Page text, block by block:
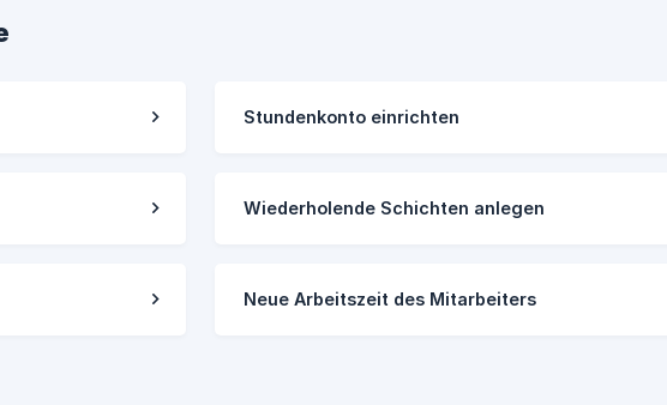
Stundenkonto einrichten
Wiederholende Schichten anlegen
Neue Arbeitszeit des Mitarbeiters